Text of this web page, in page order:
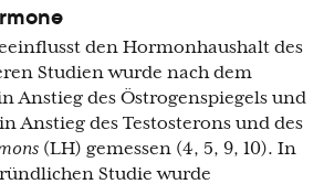
den Hormonhaushalt des
Studien wurde nach dem
Anstieg des Östrogenspiegels und
Anstieg des Testosterons und des
(LH) gemessen (4, 5, 9, 10). In
Studie wurde